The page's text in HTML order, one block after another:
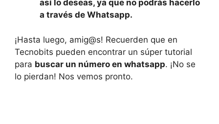
así lo deseas, ya​ que⁢ no podrás hacerlo
a través ⁢de Whatsapp.
¡Hasta luego, amig@s! Recuerden que en
Tecnobits⁢ pueden⁣ encontrar un súper⁣ tutorial
para ⁢ buscar un número ‍en whatsapp. ¡No se
lo pierdan! Nos vemos pronto.